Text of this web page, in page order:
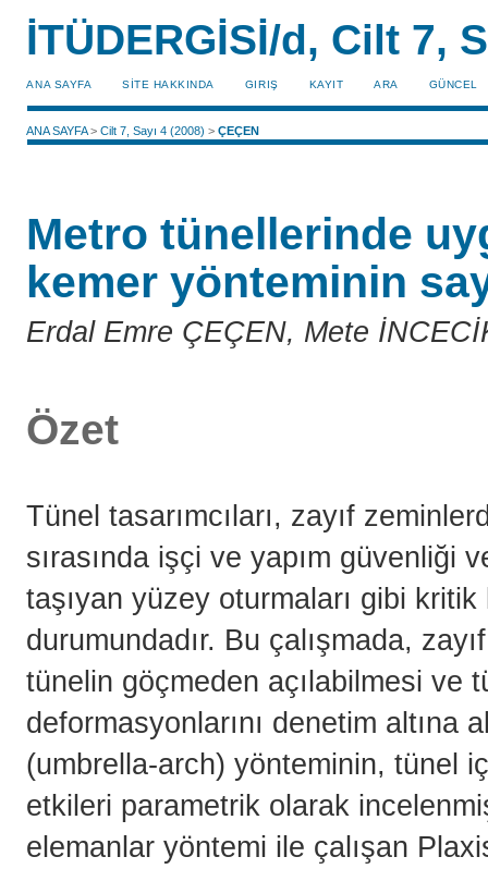
İTÜDERGİSİ/d, Cilt 7,
ANA SAYFA SİTE HAKKINDA GIRIŞ KAYIT ARA GÜNCEL
ANA SAYFA>Cilt 7, Sayı 4 (2008) >ÇEÇEN
Metro tünellerinde
kemer yönteminin
Erdal Emre ÇEÇEN, Mete
Özet
Tünel tasarımcıları, zayıf
sırasında işçi ve yapım güvenliği
taşıyan yüzey oturmaları gibi
durumundadır. Bu çalışmada,
tünelin göçmeden açılabilmesi ve
deformasyonlarını denetim
(umbrella-arch) yönteminin, tünel
etkileri parametrik olarak
elemanlar yöntemi ile çalışan